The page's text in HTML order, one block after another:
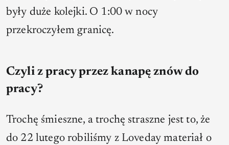
były duże kolejki. O 1:00 w nocy
przekroczyłem granicę.
Czyli z pracy przez kanapę znów do
pracy?
Trochę śmieszne, a trochę straszne jest to, że
do 22 lutego robiliśmy z Loveday materiał o